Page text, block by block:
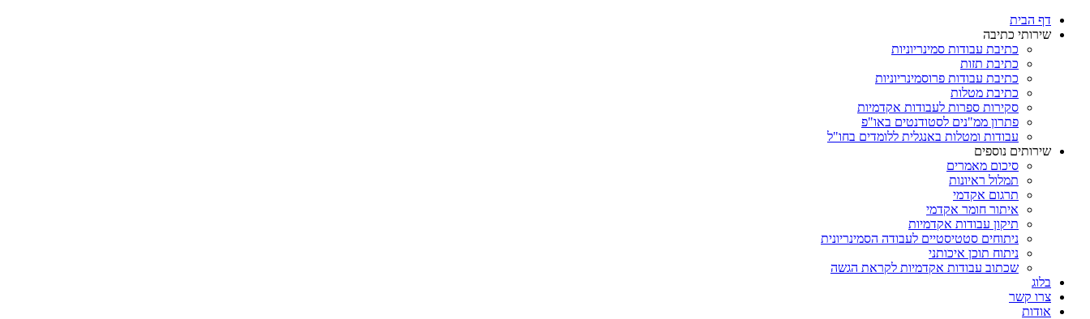
דף הבית
שירותי כתיבה
כתיבת עבודות סמינריוניות
כתיבת תזות
כתיבת עבודות פרוסמינריוניות
כתיבת מטלות
סקירות ספרות לעבודות אקדמיות
פתרון ממ"נים לסטודנטים באו"פ
עבודות ומטלות באנגלית ללומדים בחו"ל
שירותים נוספים
סיכום מאמרים
תמלול ראיונות
תרגום אקדמי
איתור חומר אקדמי
תיקון עבודות אקדמיות
ניתוחים סטטיסטיים לעבודה הסמינריונית
ניתוח תוכן איכותני
שכתוב עבודות אקדמיות לקראת הגשה
בלוג
צרו קשר
אודות